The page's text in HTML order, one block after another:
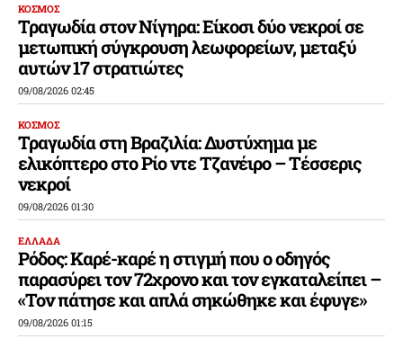
ΚΟΣΜΟΣ
Τραγωδία στον Νίγηρα: Είκοσι δύο νεκροί σε
μετωπική σύγκρουση λεωφορείων, μεταξύ
αυτών 17 στρατιώτες
09/08/2026 02:45
ΚΟΣΜΟΣ
Τραγωδία στη Βραζιλία: Δυστύχημα με
ελικόπτερο στο Ρίο ντε Τζανέιρο – Τέσσερις
νεκροί
09/08/2026 01:30
ΕΛΛΑΔΑ
Ρόδος: Καρέ-καρέ η στιγμή που ο οδηγός
παρασύρει τον 72χρονο και τον εγκαταλείπει –
«Τον πάτησε και απλά σηκώθηκε και έφυγε»
09/08/2026 01:15